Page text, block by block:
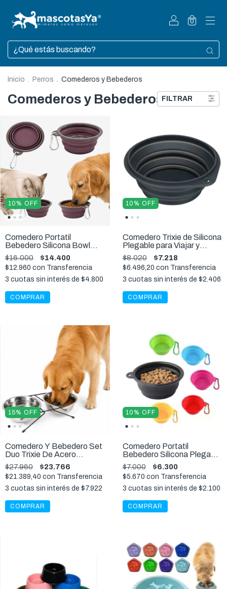
0
Inicio . Perros . Comederos y Bebederos
Comederos y BebederosFILTRAR
10% OFF
Comedero Portatil
Bebedero Silicona Bowl
Ibiyaya Plegable Viajes
Mascotas
$16.000 $14.400
$12.960 con Transferencia
3 cuotas sin interés de $4.800
10% OFF
Comedero Trixie de Silicona
Plegable para Viajar y
Paseos 500ml
$8.020 $7.218
$6.496,20 con Transferencia
3 cuotas sin interés de $2.406
15% OFF
Comedero Y Bebedero Set
Duo Trixie De Acero
Inoxidable Grande 1,8 L
$27.960 $23.766
$21.389,40 con Transferencia
3 cuotas sin interés de $7.922
COMPRAR
10% OFF
Comedero Portatil
Bebedero Silicona Plegable
Viajes Mascotas
$7.000 $6.300
$5.670 con Transferencia
3 cuotas sin interés de $2.100